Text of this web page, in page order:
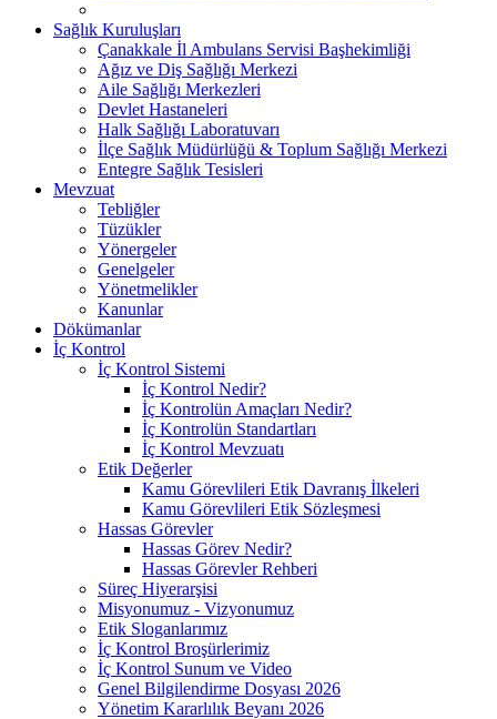
Sağlık Kuruluşları
Çanakkale İl Ambulans Servisi Başhekimliği
Ağız ve Diş Sağlığı Merkezi
Aile Sağlığı Merkezleri
Devlet Hastaneleri
Halk Sağlığı Laboratuvarı
İlçe Sağlık Müdürlüğü & Toplum Sağlığı Merkezi
Entegre Sağlık Tesisleri
Mevzuat
Tebliğler
Tüzükler
Yönergeler
Genelgeler
Yönetmelikler
Kanunlar
Dökümanlar
İç Kontrol
İç Kontrol Sistemi
İç Kontrol Nedir?
İç Kontrolün Amaçları Nedir?
İç Kontrolün Standartları
İç Kontrol Mevzuatı
Etik Değerler
Kamu Görevlileri Etik Davranış İlkeleri
Kamu Görevlileri Etik Sözleşmesi
Hassas Görevler
Hassas Görev Nedir?
Hassas Görevler Rehberi
Süreç Hiyerarşisi
Misyonumuz - Vizyonumuz
Etik Sloganlarımız
İç Kontrol Broşürlerimiz
İç Kontrol Sunum ve Video
Genel Bilgilendirme Dosyası 2026
Yönetim Kararlılık Beyanı 2026